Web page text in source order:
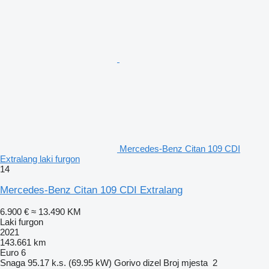
Mercedes-Benz Citan 109 CDI
Extralang laki furgon
14
Mercedes-Benz Citan 109 CDI Extralang
6.900 € ≈ 13.490 KM
Laki furgon
2021
143.661 km
Euro 6
Snaga 95.17 k.s. (69.95 kW) Gorivo dizel Broj mjesta 2